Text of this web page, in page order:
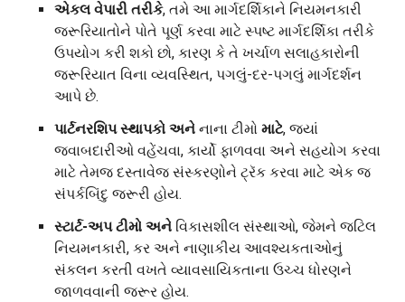
એકલ વેપારી તરીકે, તમે આ માર્ગદર્શિકાને નિયમનકારી
જરૂરિયાતોને પોતે પૂર્ણ કરવા માટે સ્પષ્ટ માર્ગદર્શિકા તરીકે
ઉપયોગ કરી શકો છો, કારણ કે તે ખર્ચાળ સલાહકારોની
જરૂરિયાત વિના વ્યવસ્થિત, પગલું-દર-પગલું માર્ગદર્શન
આપે છે.
પાર્ટનરશિપ સ્થાપકો અને નાના ટીમો માટે, જ્યાં
જવાબદારીઓ વહેંચવા, કાર્યો ફાળવવા અને સહયોગ કરવા
માટે તેમજ દસ્તાવેજ સંસ્કરણોને ટ્રૅક કરવા માટે એક જ
સંપર્કબિંદુ જરૂરી હોય.
સ્ટાર્ટ-અપ ટીમો અને વિકાસશીલ સંસ્થાઓ, જેમને જટિલ
નિયમનકારી, કર અને નાણાકીય આવશ્યકતાઓનું
સંકલન કરતી વખતે વ્યાવસાયિકતાના ઉચ્ચ ધોરણને
જાળવવાની જરૂર હોય.